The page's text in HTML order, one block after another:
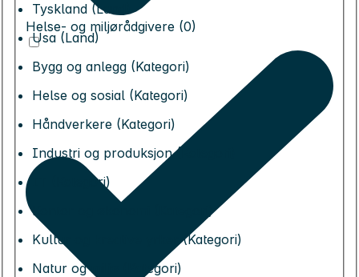
Tyskland (Land)
Usa (Land)
Bygg og anlegg (Kategori)
Helse og sosial (Kategori)
Håndverkere (Kategori)
Industri og produksjon (Kategori)
IT (Kategori)
Kontor og økonomi (Kategori)
Kultur og kreative yrker (Kategori)
Natur og miljø (Kategori)
Helse- og miljørådgivere (0)